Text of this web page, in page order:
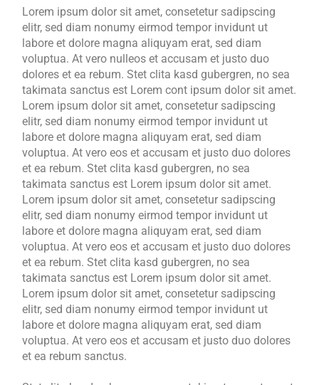
Lorem ipsum dolor sit amet, consetetur sadipscing
elitr, sed diam nonumy eirmod tempor invidunt ut
labore et dolore magna aliquyam erat, sed diam
voluptua. At vero nulleos et accusam et justo duo
dolores et ea rebum. Stet clita kasd gubergren, no sea
takimata sanctus est Lorem cont ipsum dolor sit amet.
Lorem ipsum dolor sit amet, consetetur sadipscing
elitr, sed diam nonumy eirmod tempor invidunt ut
labore et dolore magna aliquyam erat, sed diam
voluptua. At vero eos et accusam et justo duo dolores
et ea rebum. Stet clita kasd gubergren, no sea
takimata sanctus est Lorem ipsum dolor sit amet.
Lorem ipsum dolor sit amet, consetetur sadipscing
elitr, sed diam nonumy eirmod tempor invidunt ut
labore et dolore magna aliquyam erat, sed diam
voluptua. At vero eos et accusam et justo duo dolores
et ea rebum. Stet clita kasd gubergren, no sea
takimata sanctus est Lorem ipsum dolor sit amet.
Lorem ipsum dolor sit amet, consetetur sadipscing
elitr, sed diam nonumy eirmod tempor invidunt ut
labore et dolore magna aliquyam erat, sed diam
voluptua. At vero eos et accusam et justo duo dolores
et ea rebum sanctus.